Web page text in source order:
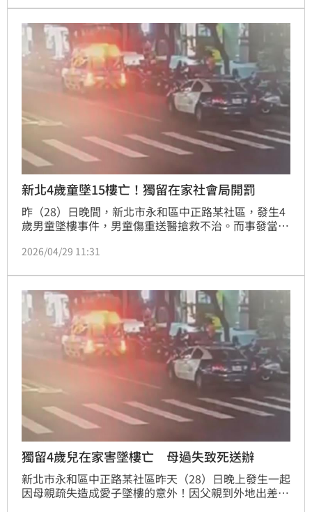
入醫院，父母其他家屬都來了，而報驗進行時，不時傳
來家屬的崩潰哭泣聲，令人鼻酸。
新北4歲童墜15樓亡！獨留在家社會局開罰
昨（28）日晚間，新北市永和區中正路某社區，發生4
歲男童墜樓事件，男童傷重送醫搶救不治。而事發當
男童疑似為了找媽媽，自行打開氣密窗，不慎從高處15
歲男童獨自在家，社會局將依違反兒少法裁罰。
2026/04/29 11:31
獨留4歲兒在家害墜樓亡 母過失致死送辦
新北市永和區中正路某社區昨天（28）日晚上發生一起
因母親疏失造成愛子墜樓的意外！因父親到外地出差，